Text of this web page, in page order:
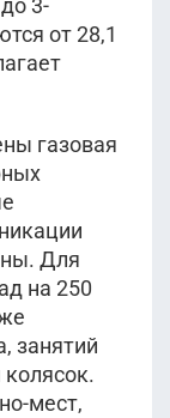
3-
от 28,1
газовая
Для
на 250
занятий
мест,